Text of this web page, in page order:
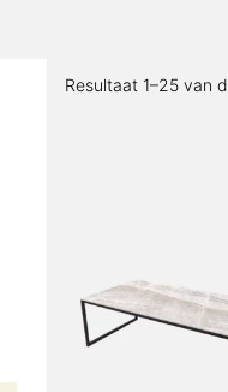
Resultaat 1–25 van